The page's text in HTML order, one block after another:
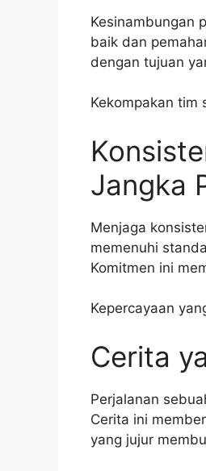
Kesinambungan
baik dan
dengan tujuan
Kekompakan tim
Jangka
Menjaga
memenuhi
Komitmen ini
Kepercayaan
Cerita
Perjalanan
Cerita ini
yang jujur